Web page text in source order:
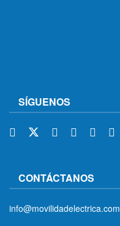
SÍGUENOS
CONTÁCTANOS
info@movilidadelectrica.com